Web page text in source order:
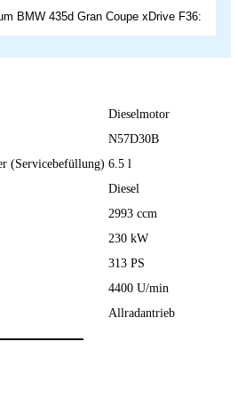
BMW 435d Gran Coupe xDrive F36:
Dieselmotor
N57D30B
(Servicebefüllung) 6.5 l
Diesel
2993 ccm
230 kW
313 PS
4400 U/min
Allradantrieb